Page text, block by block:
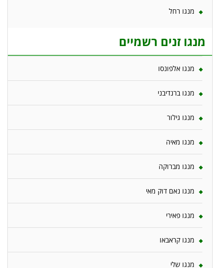
מנגו רחל
מנגו זנים רשמיים
מנגו אלפונסו
מנגו ברנדיבני
מנגו גילור
מנגו מאיה
מנגו מברוקה
מנגו נאם דוק מאי
מנגו פאירי
מנגו קראבאו
מנגו שלי